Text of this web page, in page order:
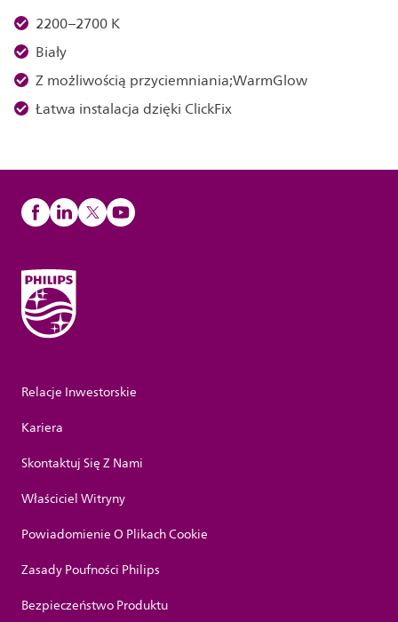
2200–2700 K
Biały
Z możliwością przyciemniania;WarmGlow
Łatwa instalacja dzięki ClickFix
Relacje Inwestorskie
Kariera
Skontaktuj Się Z Nami
Właściciel Witryny
Powiadomienie O Plikach Cookie
Zasady Poufności Philips
Bezpieczeństwo Produktu